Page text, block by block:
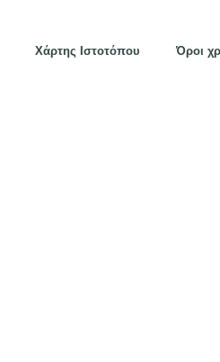
Χάρτης Ιστοτόπου Όροι